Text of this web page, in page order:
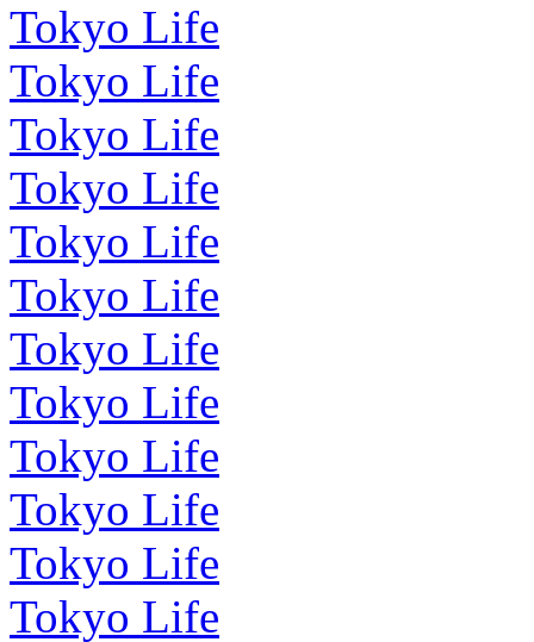
Tokyo Life
Tokyo Life
Tokyo Life
Tokyo Life
Tokyo Life
Tokyo Life
Tokyo Life
Tokyo Life
Tokyo Life
Tokyo Life
Tokyo Life
Tokyo Life